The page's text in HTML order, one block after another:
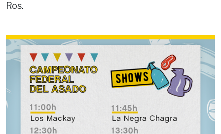
Ros.